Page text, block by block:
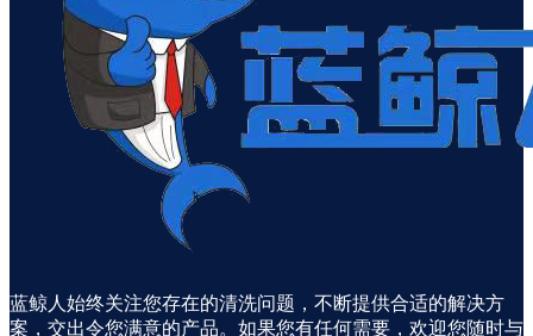
蓝鲸人始终关注您存在的清洗问题，不断提供合适的解决方
案，交出令您满意的产品。如果您有任何需要，欢迎您随时与